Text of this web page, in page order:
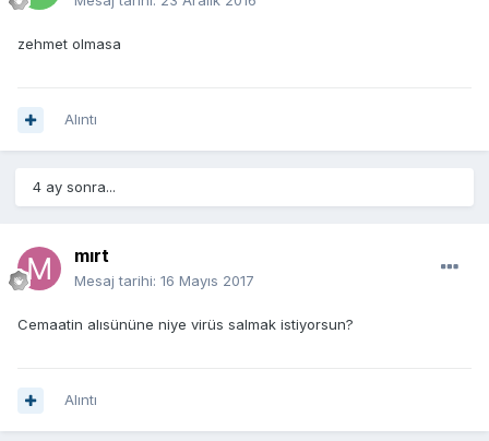
zehmet olmasa
Alıntı
4 ay sonra...
mırt
Mesaj tarihi: 16 Mayıs 2017
Cemaatin alısününe niye virüs salmak istiyorsun?
Alıntı